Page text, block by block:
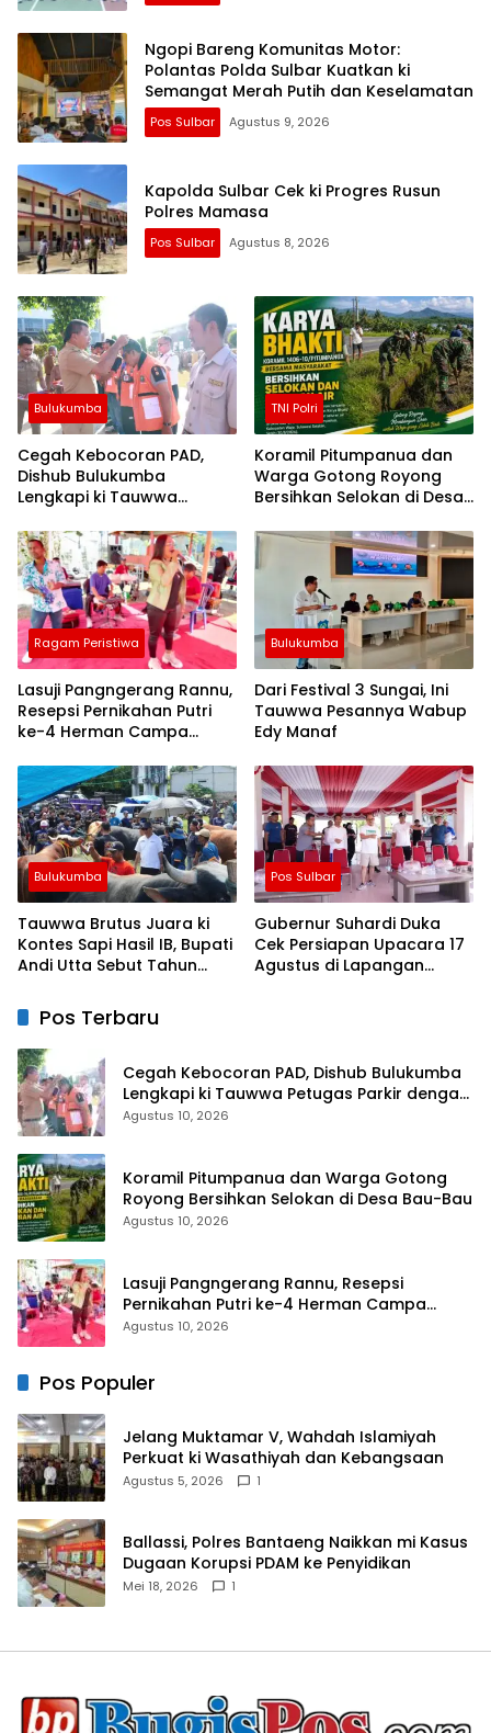
Ngopi Bareng Komunitas Motor:
Polantas Polda Sulbar Kuatkan ki
Semangat Merah Putih dan Keselamatan
Pos Sulbar Agustus 9, 2026
Kapolda Sulbar Cek ki Progres Rusun
Polres Mamasa
Pos Sulbar Agustus 8, 2026
Bulukumba
Cegah Kebocoran PAD,
Dishub Bulukumba
Lengkapi ki Tauwwa
Rompi dan Tanda
Pengenal
TNI Polri
Koramil Pitumpanua dan
Warga Gotong Royong
Bersihkan Selokan di Desa
Ragam Peristiwa
Lasuji Pangngerang Rannu,
Resepsi Pernikahan Putri
ke-4 Herman Campa
Bulukumba
Dari Festival 3 Sungai, Ini
Tauwwa Pesannya Wabup
Edy Manaf
Bulukumba
Tauwwa Brutus Juara ki
Kontes Sapi Hasil IB, Bupati
Andi Utta Sebut Tahun
Lebih Besar
Pos Sulbar
Gubernur Suhardi Duka
Cek Persiapan Upacara 17
Agustus di Lapangan
Pos Terbaru
Cegah Kebocoran PAD, Dishub Bulukumba
Lengkapi ki Tauwwa Petugas Parkir dengan
Rompi dan Tanda Pengenal
Agustus 10, 2026
Koramil Pitumpanua dan Warga Gotong
Royong Bersihkan Selokan di Desa Bau-Bau
Agustus 10, 2026
Lasuji Pangngerang Rannu, Resepsi
Pernikahan Putri ke-4 Herman Campa
Dihadiri Seniman
Agustus 10, 2026
Pos Populer
Jelang Muktamar V, Wahdah Islamiyah
Perkuat ki Wasathiyah dan Kebangsaan
Agustus 5, 2026 1
Ballassi, Polres Bantaeng Naikkan mi Kasus
Dugaan Korupsi PDAM ke Penyidikan
Mei 18, 2026 1